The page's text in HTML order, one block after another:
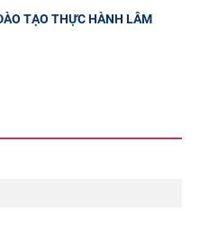
TẠO THỰC HÀNH LÂM